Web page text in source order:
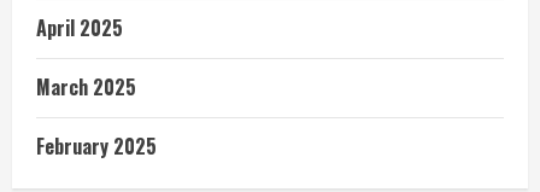
April 2025
March 2025
February 2025